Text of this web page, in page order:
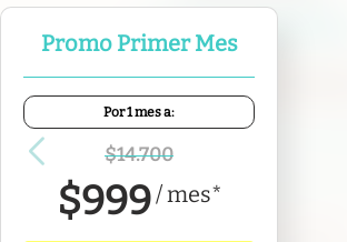
Promo Primer Mes
Por 1 mes a:
$14.700
$999/mes*
Portal de Proveedores